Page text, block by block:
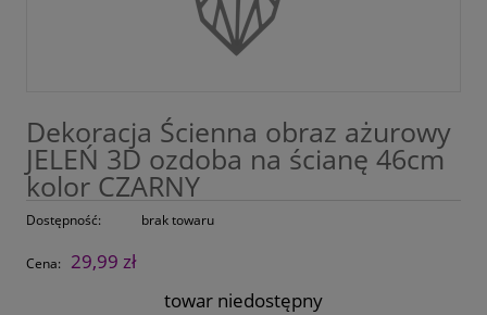
Dekoracja Ścienna obraz ażurowy
JELEŃ 3D ozdoba na ścianę 46cm
kolor CZARNY
Dostępność: brak towaru
Cena:
29,99 zł
towar niedostępny